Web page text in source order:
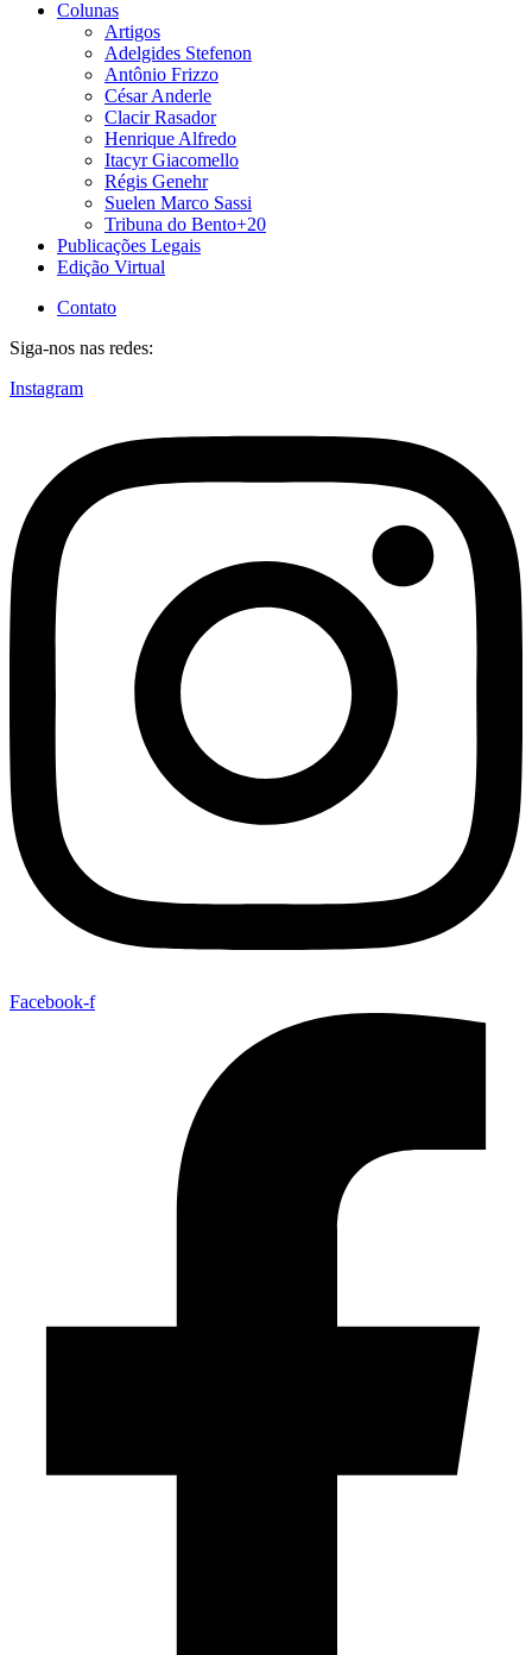
Colunas
Artigos
Adelgides Stefenon
Antônio Frizzo
César Anderle
Clacir Rasador
Henrique Alfredo
Itacyr Giacomello
Régis Genehr
Suelen Marco Sassi
Tribuna do Bento+20
Publicações Legais
Edição Virtual
Contato
Siga-nos nas redes:
Instagram
Facebook-f